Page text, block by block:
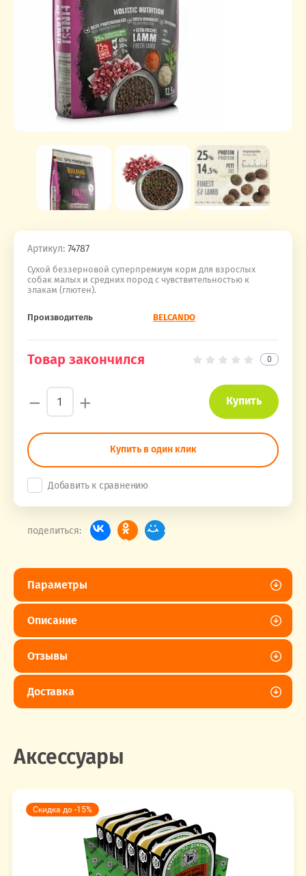
Артикул: 74787
Сухой беззерновой суперпремиум корм для взрослых
собак малых и средних пород с чувствительностью к
злакам (глютен).
Производитель BELCANDO
Товар закончился 0
− + Купить
Купить в один клик
Добавить к сравнению
поделиться:
Параметры
Описание
Отзывы
Доставка
Аксессуары
Скидка до -15%